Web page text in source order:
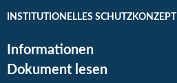
INSTITUTIONELLES SCHUTZKONZEPT
Informationen
Dokument lesen